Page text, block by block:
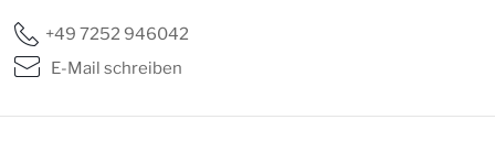
+49 7252 946042
E-Mail schreiben